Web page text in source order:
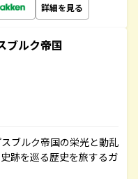
詳細を見る
ルク帝国
ブルク帝国の栄光と動乱
跡を巡る歴史を旅するガ